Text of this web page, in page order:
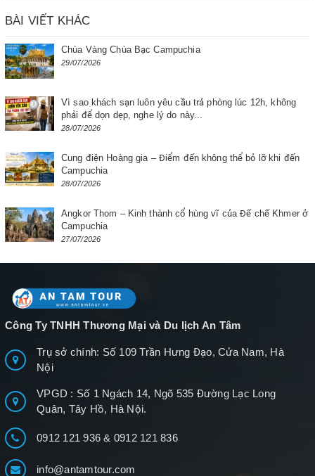
BÀI VIẾT KHÁC
Chùa Vàng Chùa Bạc Campuchia
29/07/2026
Vì sao khách sạn luôn yêu cầu trả phòng lúc 12h, không
phải để dọn dẹp, nghe lý do này...
28/07/2026
Cung điện Hoàng gia – Điểm đến không thể bỏ lỡ khi đến
Campuchia
28/07/2026
Angkor Thom – Kinh thành cổ hùng vĩ của Đế chế Khmer ở
Campuchia
27/07/2026
Công Ty TNHH Thương Mại và Du lịch An Tâm
Trụ sở chính: Số 109 Trần Hưng Đạo, Cửa Nam, Hà
Nội
VPGD : Số 1 Ngách 14, Ngõ 535 Đường Lạc Long
Quân, Tây Hồ, Hà Nội.
0912 121 936& 0912 121 836
info@antamtour.com